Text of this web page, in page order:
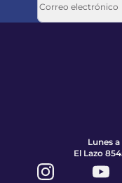
Lunes
El Lazo